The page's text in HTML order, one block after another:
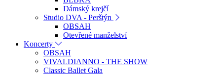
Dámský krejčí
Studio DVA - Perštýn
OBSAH
Otevřené manželství
Koncerty
OBSAH
VIVALDIANNO - THE SHOW
Classic Ballet Gala